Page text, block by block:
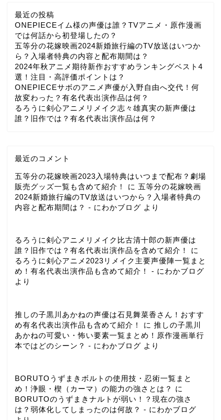
最近の投稿
ONEPIECEイム様の声優は誰？TVアニメ・原作漫画
では何話から初登場したの？
五等分の花嫁映画2024新婚旅行編のTV放送はいつか
ら？入場者特典の内容と配布期間は？
2024年秋アニメ期待新作おすすめランキングベスト4
選！注目・高評価ポイントは？
ONEPIECEサボのアニメ声優が入野自由へ交代！何
故変わった？有名代表出演作品は何？
るろうに剣心アニメリメイク志々雄真実の新声優は
誰？旧作では？有名代表出演作品は何？
最近のコメント
五等分の花嫁映画2023入場特典はいつまで配布？劇場
販売グッズ一覧も含めて紹介！
に 五等分の花嫁映画
2024新婚旅行編のTV放送はいつから？入場者特典の
内容と配布期間は？ - にわかブログ より
るろうに剣心アニメリメイク比古清十郎の新声優は
誰？旧作では？有名代表出演作品を含めて紹介！
に
るろうに剣心アニメ2023リメイク主要声優陣一覧まと
め！有名代表出演作品も含めて紹介！ - にわかブログ
より
推しの子黒川あかねの声優は石見舞菜香さん！おすす
め有名代表出演作品も含めて紹介！
に 推しの子黒川
あかねの可愛い・怖い要素一覧まとめ！原作漫画単行
本ではどのシーン？ - にわかブログ より
BORUTOうずまきボルトの使用技・忍術一覧まと
め！浄眼・楔（カーマ）の能力の強さとは？
に
BORUTOのうずまきナルトが弱い！？現在の強さ
は？弱体化してしまったのは何故？ - にわかブログ